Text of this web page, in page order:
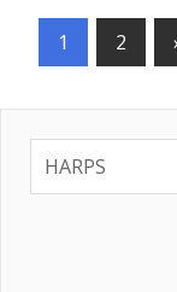
პოსტების
ნავიგაცია
1 2